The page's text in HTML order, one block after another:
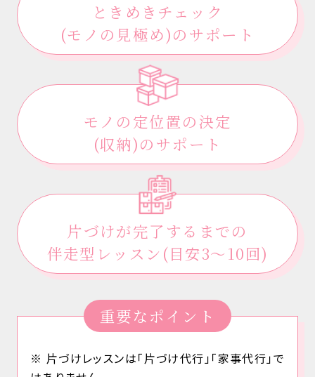
ときめきチェック
(モノの見極め)のサポート
モノの定位置の決定
(収納)のサポート
片づけが完了するまでの
伴走型レッスン (目安3〜10回)
重要なポイント
※ 片づけレッスンは「片づけ代行」「家事代行」で